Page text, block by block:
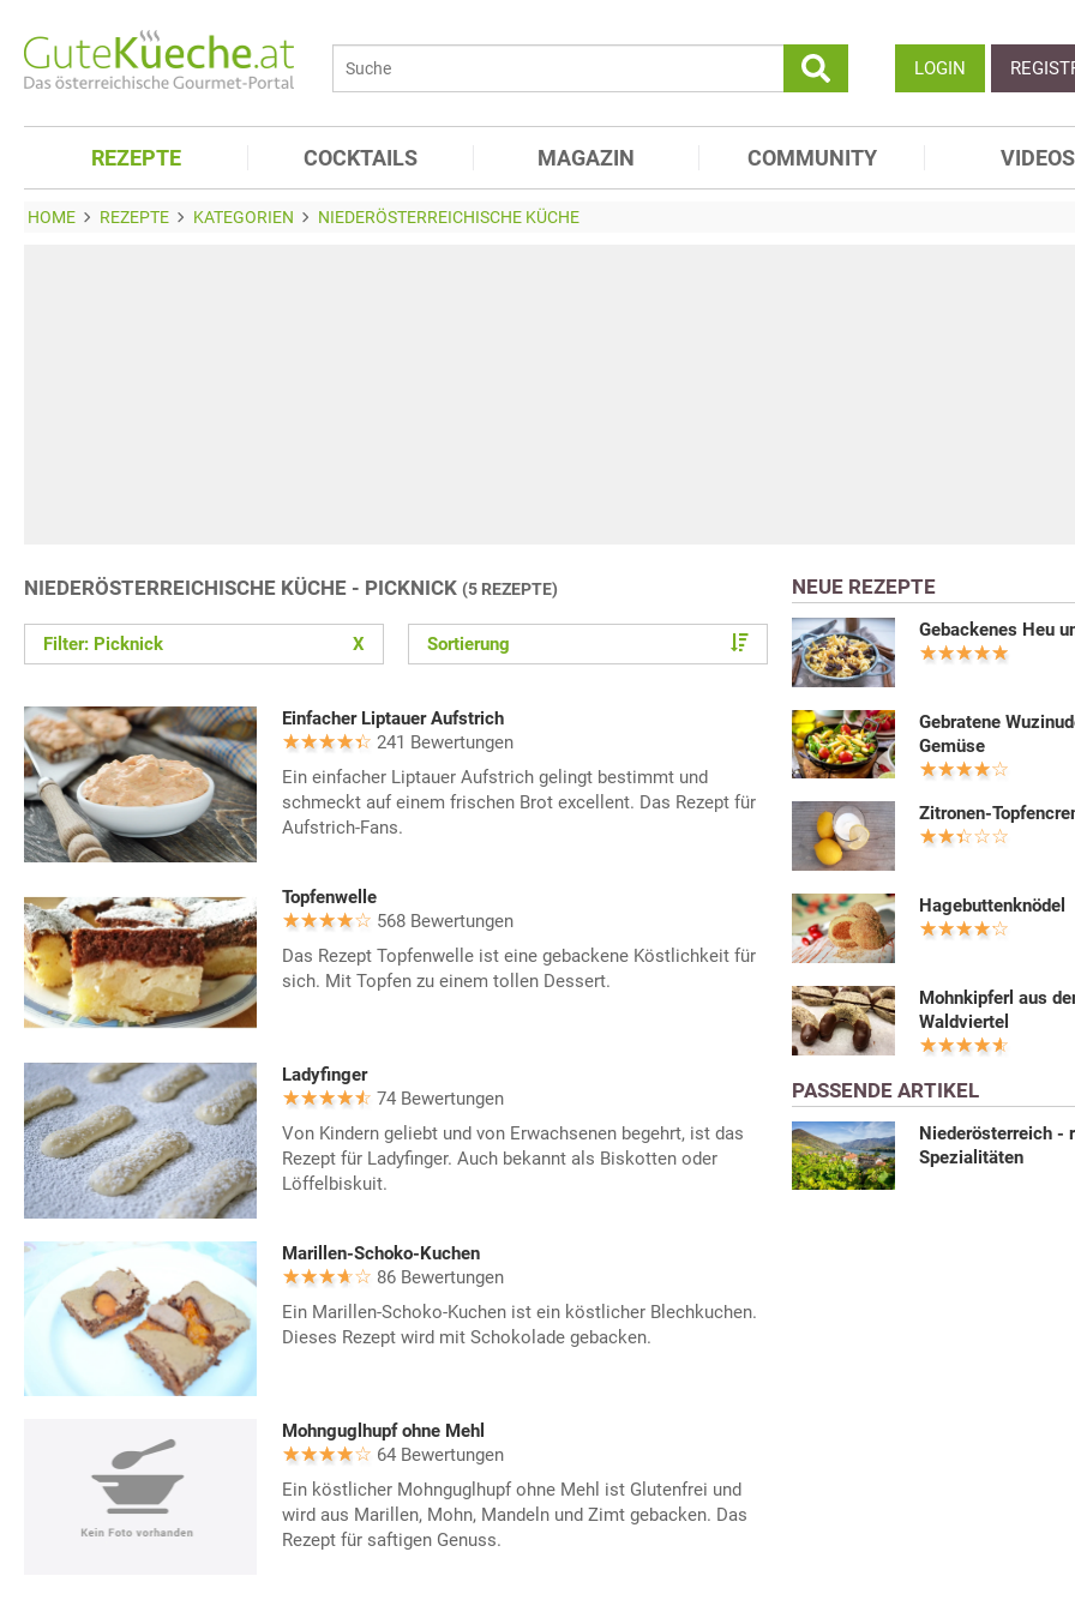
LOGIN
REZEPTE COCKTAILS MAGAZIN COMMUNITY VIDEOS
HOME REZEPTE KATEGORIEN NIEDERÖSTERREICHISCHE KÜCHE
NIEDERÖSTERREICHISCHE KÜCHE - PICKNICK (5 REZEPTE)
Filter: Picknick X Sortierung
Einfacher Liptauer Aufstrich
241 Bewertungen
Ein einfacher Liptauer Aufstrich gelingt bestimmt und
schmeckt auf einem frischen Brot excellent. Das Rezept für
Aufstrich-Fans.
Topfenwelle
568 Bewertungen
Das Rezept Topfenwelle ist eine gebackene Köstlichkeit für
sich. Mit Topfen zu einem tollen Dessert.
Ladyfinger
74 Bewertungen
Von Kindern geliebt und von Erwachsenen begehrt, ist das
Rezept für Ladyfinger. Auch bekannt als Biskotten oder
Löffelbiskuit.
Marillen-Schoko-Kuchen
86 Bewertungen
Ein Marillen-Schoko-Kuchen ist ein köstlicher Blechkuchen.
Dieses Rezept wird mit Schokolade gebacken.
Mohnguglhupf ohne Mehl
64 Bewertungen
Ein köstlicher Mohnguglhupf ohne Mehl ist Glutenfrei und
wird aus Marillen, Mohn, Mandeln und Zimt gebacken. Das
Rezept für saftigen Genuss.
NEUE REZEPTE
Gebackenes Heu
Gebratene
Gemüse
Zitronen-
Hagebuttenknödel
Mohnkipferl aus
Waldviertel
PASSENDE ARTIKEL
Niederösterreich -
Spezialitäten